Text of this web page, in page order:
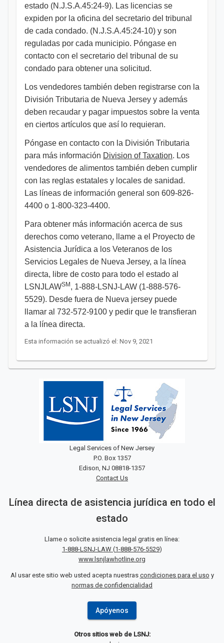
estado (N.J.S.A.45:24-9). Las licencias se
expiden por la oficina del secretario del tribunal
de cada condado. (N.J.S.A.45:24-10) y son
reguladas por cada municipio. Póngase en
contacto con el secretario del tribunal de su
condado para obtener una solicitud.
Los vendedores también deben registrarse con la
División Tributaria de Nueva Jersey y además
deben recaudar y pagar impuestos sobre la venta
en ciertos artículos que así lo requieran.
Póngase en contacto con la División Tributaria
para más información Division of Taxation. Los
vendedores de alimentos también deben cumplir
con las reglas estatales y locales de sanidad.
Las líneas de información general son 609-826-
4400 o 1-800-323-4400.
Para obtener más información acerca de sus
derechos como veterano, llame a el Proyecto de
Asistencia Jurídica a los Veteranos de los
Servicios Legales de Nueva Jersey, a la línea
directa, libre de costo para todo el estado al
LSNJLAWSM , 1-888-LSNJ-LAW (1-888-576-
5529). Desde fuera de Nueva jersey puede
llamar al 732-572-9100 y pedir que le transfieran
a la línea directa. ​
Esta información se actualizó el: Nov 9, 2021
Legal Services of New Jersey
P.O. Box 1357
Edison, NJ 08818-1357
Contact Us
Línea directa de asistencia jurídica en todo el
estado
Llame o solicite asistencia legal gratis en línea:
1-888-LSNJ-LAW (1-888-576-5529)
www.lsnjlawhotline.org
Al usar este sitio web usted acepta nuestras condiciones para el uso y
normas de confidencialidad
Apóyenos
Otros sitios web de LSNJ: